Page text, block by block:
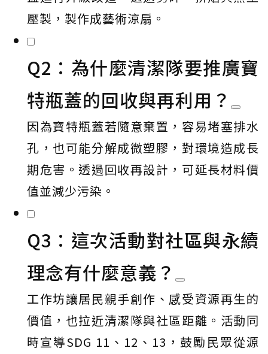
壓製，製作成藝術涼扇。
Q2：為什麼清潔隊要推廣寶
特瓶蓋的回收與再利用？
因為寶特瓶蓋若隨意棄置，容易堵塞排水
孔，也可能分解成微塑膠，對環境造成長
期危害。透過回收再設計，可延長材料價
值並減少污染。
Q3：這次活動對社區與永續
理念有什麼意義？
工作坊讓居民親手創作、感受資源再生的
價值，也拉近清潔隊與社區距離。活動同
時宣導SDG 11、12、13，鼓勵民眾從源